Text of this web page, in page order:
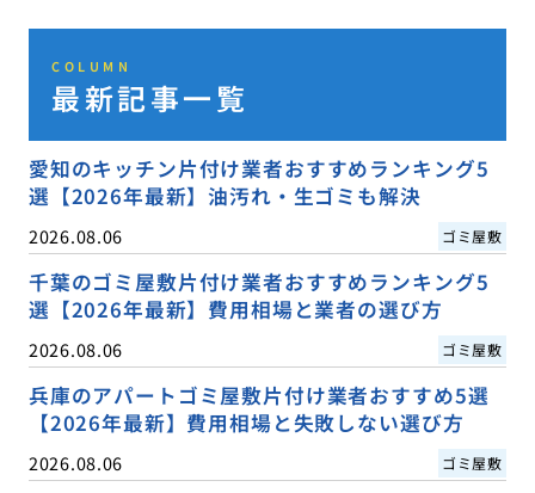
COLUMN
最新記事一覧
愛知のキッチン片付け業者おすすめランキング5
選【2026年最新】油汚れ・生ゴミも解決
2026.08.06 ゴミ屋敷
千葉のゴミ屋敷片付け業者おすすめランキング5
選【2026年最新】費用相場と業者の選び方
2026.08.06 ゴミ屋敷
兵庫のアパートゴミ屋敷片付け業者おすすめ5選
【2026年最新】費用相場と失敗しない選び方
2026.08.06 ゴミ屋敷